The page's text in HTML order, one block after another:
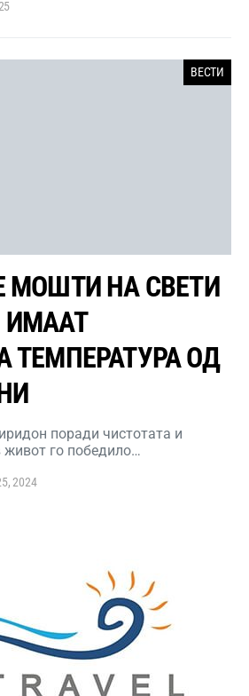
ВЕСТИ
МОШТИ НА СВЕТИ
ТЕМПЕРАТУРА ОД
поради чистотата и
живот го победило…
2024